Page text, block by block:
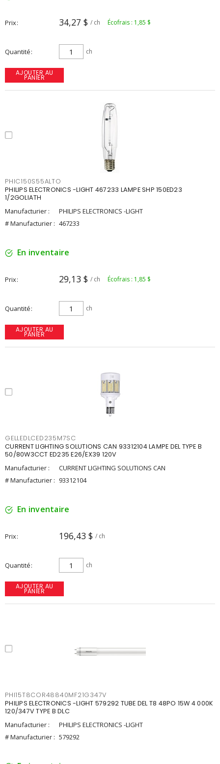
Prix 34,27 $ / ch Écofrais : 1,85 $
Quantité ch
AJOUTER AU
PANIER
PHIC150S55ALTO
PHILIPS ELECTRONICS -LIGHT 467233 LAMPE SHP 150ED23
1/2GOLIATH
Manufacturier :
PHILIPS ELECTRONICS -LIGHT
# Manufacturier : 467233
En inventaire
Prix 29,13 $ / ch Écofrais : 1,85 $
Quantité ch
AJOUTER AU
PANIER
GELLEDLCED235M7SC
CURRENT LIGHTING SOLUTIONS CAN 93312104 LAMPE DEL TYPE B
50/80W3CCT ED235 E26/EX39 120V
Manufacturier :
CURRENT LIGHTING SOLUTIONS CAN
# Manufacturier : 93312104
En inventaire
Prix 196,43 $ / ch
Quantité ch
AJOUTER AU
PANIER
PHI15T8COR48840MF21G347V
PHILIPS ELECTRONICS -LIGHT 579292 TUBE DEL T8 48PO 15W 4 000K
120/347V TYPE B DLC
Manufacturier :
PHILIPS ELECTRONICS -LIGHT
# Manufacturier : 579292